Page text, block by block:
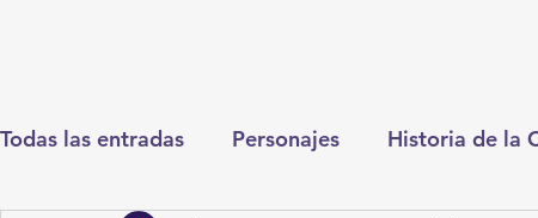
Todas las entradas Personajes Historia de la